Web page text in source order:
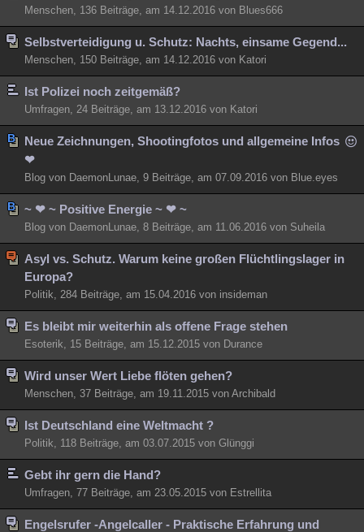
Menschen, 136 Beiträge, am 14.12.2016 von Blues666
Selbstverteidigung u. Schutz: Nachts, einsame Gegend...
Menschen, 150 Beiträge, am 14.12.2016 von Katori
Ist Polizei noch zeitgemäß?
Umfragen, 24 Beiträge, am 13.12.2016 von Katori
Neue Zeichnungen, Shootingfotos und allgemeine Infos
❤
Blog von DaemonLunae, 9 Beiträge, am 07.09.2016 von Blue.eyes
~ ❤ ~ Positive Energie ~ ❤ ~
Blog von DaemonLunae, 8 Beiträge, am 11.06.2016 von Suheila
Asyl vs. Schutz. Warum keine großen Flüchtlingslager in
Europa?
Politik, 284 Beiträge, am 15.04.2016 von insideman
Es bleibt mir weiterhin als offene Frage stehen
Esoterik, 15 Beiträge, am 15.12.2015 von Durance
Wird unser Wert Liebe flöten gehen?
Menschen, 37 Beiträge, am 19.11.2015 von Archibald
Ist Deutschland eine Weltmacht ?
Politik, 118 Beiträge, am 03.07.2015 von Glünggi
Gebt ihr gern die Hand?
Umfragen, 77 Beiträge, am 23.05.2015 von Estrellita
Engelsrufer -Angelcaller - Praktische Erfahrung und